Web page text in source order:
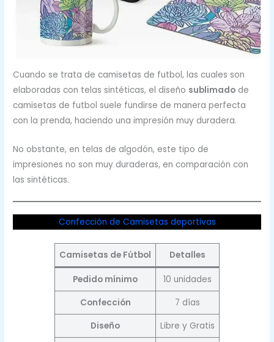
Cuando se trata de camisetas de futbol, las cuales son
elaboradas con telas sintéticas, el diseño sublimado de
camisetas de futbol suele fundirse de manera perfecta
con la prenda, haciendo una impresión muy duradera.
No obstante, en telas de algodón, este tipo de
impresiones no son muy duraderas, en comparación con
las sintéticas.
Confección de Camisetas deportivas
Camisetas de Fútbol Detalles
Pedido mínimo
10 unidades
Confección
7 días
Diseño
Libre y Gratis